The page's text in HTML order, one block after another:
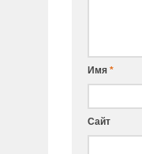
Имя *
Сайт